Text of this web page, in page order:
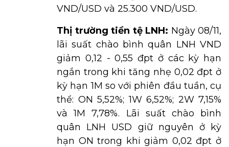
VND/USD và 25.300 VND/USD.
Thị trường tiền tệ LNH: Ngày 08/11,
lãi suất chào bình quân LNH VND
giảm 0,12 - 0,55 đpt ở các kỳ hạn
ngắn trong khi tăng nhẹ 0,02 đpt ở
kỳ hạn 1M so với phiên đầu tuần, cụ
thể: ON 5,52%; 1W 6,52%; 2W 7,15%
và 1M 7,78%. Lãi suất chào bình
quân LNH USD giữ nguyên ở kỳ
hạn ON trong khi giảm 0,02 đpt ở